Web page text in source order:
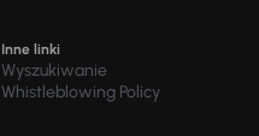
Inne linki
Wyszukiwanie
Whistleblowing Policy